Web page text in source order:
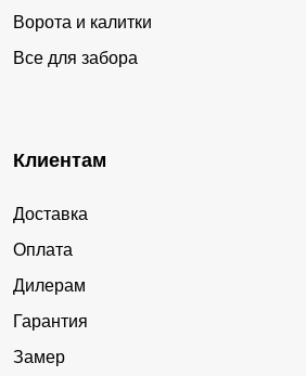
Ворота и калитки
Все для забора
Клиентам
Доставка
Оплата
Дилерам
Гарантия
Замер